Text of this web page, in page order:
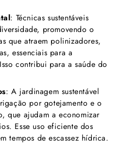
: Técnicas sustentáveis
promovendo o
que atraem polinizadores,
essenciais para a
contribui para a saúde do
: A jardinagem sustentável
por gotejamento e o
que ajudam a economizar
Esse uso eficiente dos
tempos de escassez hídrica.